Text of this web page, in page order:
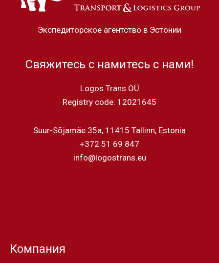
Экспедиторское агентство в Эстонии
Свяжитесь с намитесь с нами!
Logos Trans OÜ
Registry code: 12021645
Suur-Sõjamäe 35a, 11415 Tallinn, Estonia
+372 51 69 847
info@logostrans.eu
Компания